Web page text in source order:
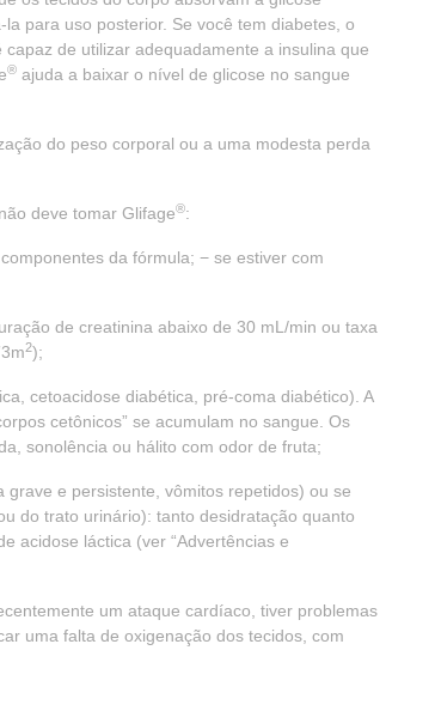
para uso posterior. Se você tem diabetes, o
de utilizar adequadamente a insulina que
® ajuda a baixar o nível de glicose no sangue
do peso corporal ou a uma modesta perda
deve tomar Glifage®:
da fórmula; − se estiver com
de creatinina abaixo de 30 mL/min ou taxa
2);
cetoacidose diabética, pré-coma diabético). A
cetônicos” se acumulam no sangue. Os
sonolência ou hálito com odor de fruta;
e persistente, vômitos repetidos) ou se
do trato urinário): tanto desidratação quanto
acidose láctica (ver “Advertências e
um ataque cardíaco, tiver problemas
uma falta de oxigenação dos tecidos, com